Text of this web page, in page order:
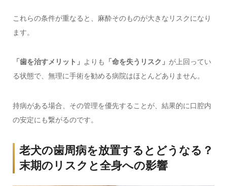
これらの条件が重なると、麻酔そのものが大きなリスクになり
ます。
「歯を治すメリット」 よりも 「命を失うリスク」 が上回ってい
る状態で、無理に手術を勧める病院はほとんどありません。
持病がある場合、その管理を優先することが、結果的に口腔内
の安定にも繋がるのです。
老犬の歯周病を放置するとどうなる？
末期のリスクと全身への影響